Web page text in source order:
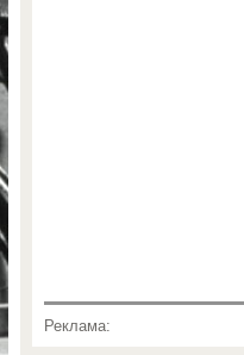
Реклама: